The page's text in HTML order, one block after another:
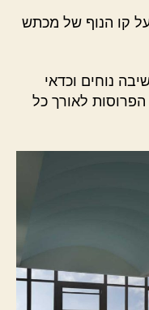
קו הנוף של מכתש
נוחים וכדאי
לאורך כל